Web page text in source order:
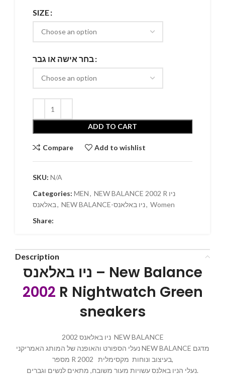
SIZE
בחר אישה או גבר
ADD TO CART
Compare Add to wishlist
SKU: N/A
Categories: MEN, NEW BALANCE 2002 R ניו
באלאנס, NEW BALANCE-ניו באלאנס, Women
Share:
Description
ניו באלאנס – New Balance
2002 R Nightwatch Green
sneakers
ניו באלאנס 2002 NEW BALANCE
נעלי הספורט והאופנה של המותג האמריקני NEW BALANCE מדגם
מספר R 2002 בעיצוב ונוחות מקסימלית,
נעלי הניו באלנס עשויות מעור משובח, מתאים לנשים וגברים.